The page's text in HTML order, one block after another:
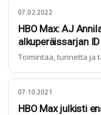
07.02.2022
HBO Max: AJ
alkuperäissarjan ID
Toimintaa, tunnetta ja
07.10.2021
HBO Max julkisti